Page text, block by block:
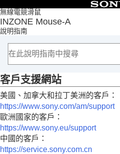
無線電競滑鼠
INZONE Mouse-A
說明指南
目錄
頁首
使用入門
自訂滑鼠
預防措施
預防因為潮濕而燃燒或故障
關於許可證
商標
客戶支援網站
疑難排除
規格
客戶支援網站
美國、加拿大和拉丁美洲的客戶：
https://www.sony.com/am/support
歐洲國家的客戶：
https://www.sony.eu/support
中國的客戶：
https://service.sony.com.cn